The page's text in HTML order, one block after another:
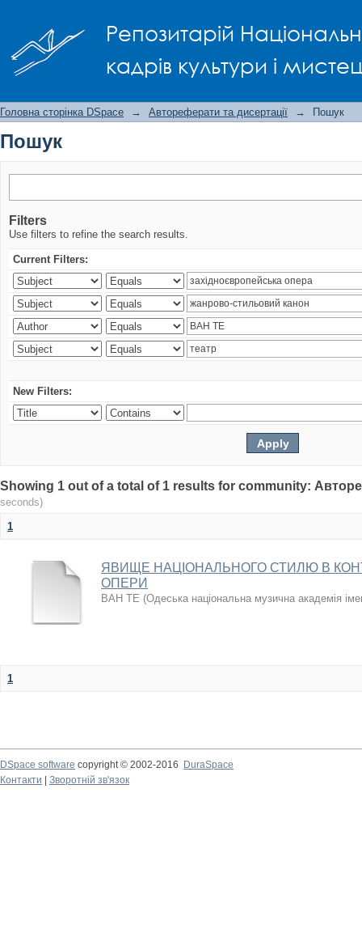
Репозитарій
кадрів культури і
Головна сторінка DSpace → Автореферати та дисертації → Пошук
Пошук
Filters
Use filters to refine the search results.
Current Filters:
New Filters:
Showing 1 out of a total of 1 results for community:
seconds)
1
ЯВИЩЕ НАЦІОНАЛЬНОГО СТИЛЮ В
ОПЕРИ
ВАН ТЕ (Одеська національна музична академія
1
DSpace software copyright © 2002-2016
DuraSpace
Контакти
Зворотній зв'язок